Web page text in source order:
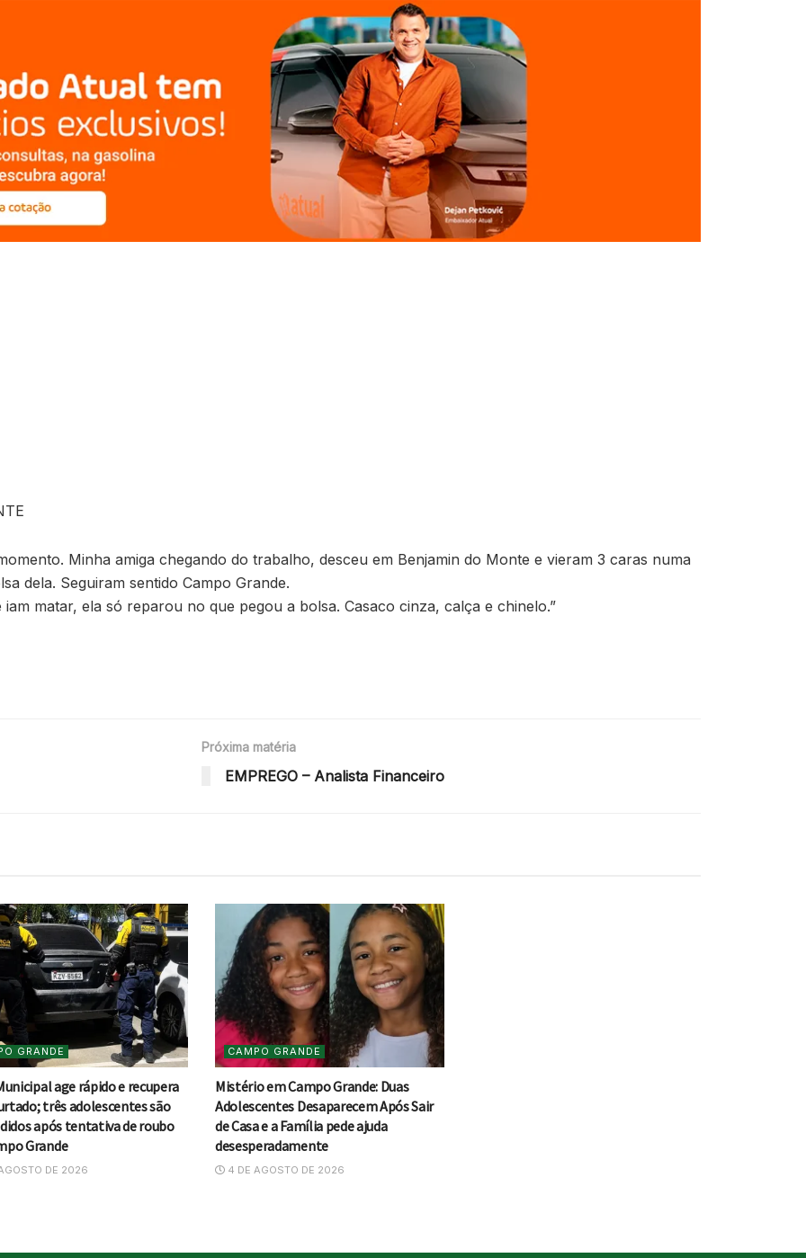
Minha amiga chegando do trabalho, desceu em Benjamin do Monte e vieram 3 caras numa
dela. Seguiram sentido Campo Grande.
matar, ela só reparou no que pegou a bolsa. Casaco cinza, calça e chinelo.”
Próxima matéria
EMPREGO – Analista Financeiro
GRANDE
age rápido e recupera
três adolescentes são
após tentativa de roubo
Grande
DE 2026
CAMPO GRANDE
Mistério em Campo Grande: Duas
Adolescentes Desaparecem Após Sair
de Casa e a Família pede ajuda
desesperadamente
4 DE AGOSTO DE 2026